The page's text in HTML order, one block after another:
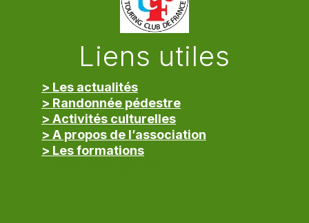
Liens utiles
> Les actualités
> Randonnée pédestre
> Activités culturelles
> A propos de l’association
> Les formations